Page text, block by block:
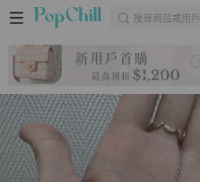
搜尋商品或用戶